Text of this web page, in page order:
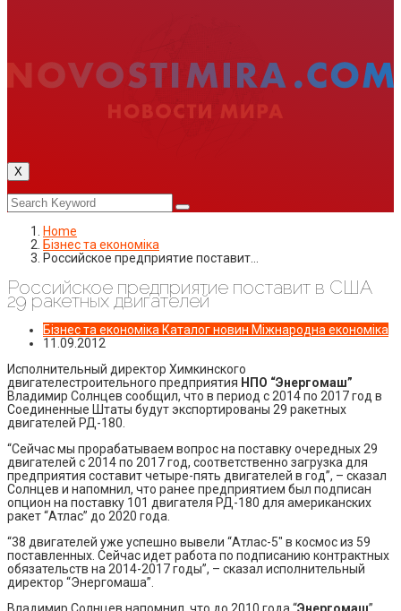
X
Home
Бізнес та економіка
Российское предприятие поставит…
Российское предприятие поставит в США
29 ракетных двигателей
Бізнес та економіка Каталог новин Міжнародна економіка
11.09.2012
Исполнительный директор Химкинского
двигателестроительного предприятия НПО “Энергомаш”
Владимир Солнцев сообщил, что в период с 2014 по 2017 год в
Соединенные Штаты будут экспортированы 29 ракетных
двигателей РД-180.
“Сейчас мы прорабатываем вопрос на поставку очередных 29
двигателей с 2014 по 2017 год, соответственно загрузка для
предприятия составит четыре-пять двигателей в год”, – сказал
Солнцев и напомнил, что ранее предприятием был подписан
опцион на поставку 101 двигателя РД-180 для американских
ракет “Атлас” до 2020 года.
“38 двигателей уже успешно вывели “Атлас-5″ в космос из 59
поставленных. Сейчас идет работа по подписанию контрактных
обязательств на 2014-2017 годы”, – сказал исполнительный
директор “Энергомаша”.
Владимир Солнцев напомнил, что до 2010 года “Энергомаш”